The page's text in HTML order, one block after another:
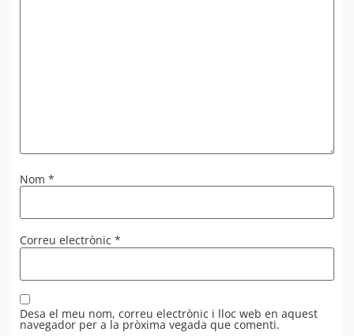
Nom *
Correu electrònic *
Desa el meu nom, correu electrònic i lloc web en aquest
navegador per a la pròxima vegada que comenti.